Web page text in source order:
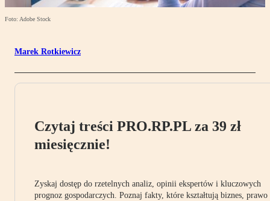
Foto: Adobe Stock
Marek Rotkiewicz
Czytaj treści PRO.RP.PL za 39 zł
miesięcznie!
Zyskaj dostęp do rzetelnych analiz, opinii ekspertów i kluczowych
prognoz gospodarczych. Poznaj fakty, które kształtują biznes, prawo